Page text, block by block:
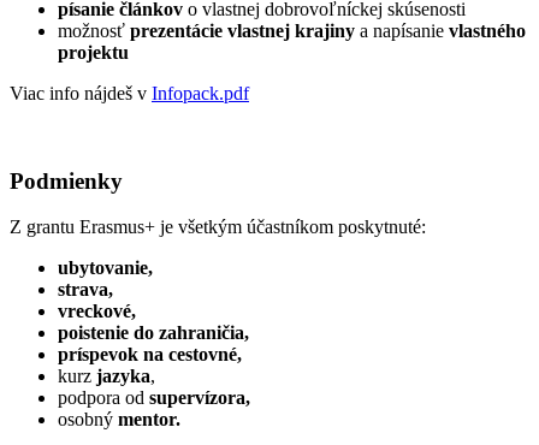
písanie článkov o vlastnej dobrovoľníckej skúsenosti
možnosť prezentácie vlastnej krajiny a napísanie vlastného
projektu
Viac info nájdeš v Infopack.pdf
Podmienky
Z grantu Erasmus+ je všetkým účastníkom poskytnuté:
ubytovanie,
strava,
vreckové,
poistenie do zahraničia,
príspevok na cestovné,
kurz jazyka,
podpora od supervízora,
osobný mentor.